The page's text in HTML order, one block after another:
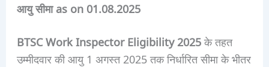
आयु सीमा as on 01.08.2025
BTSC Work Inspector Eligibility 2025के तहत
उम्मीदवार की आयु 1 अगस्त 2025 तक निर्धारित सीमा के भीतर